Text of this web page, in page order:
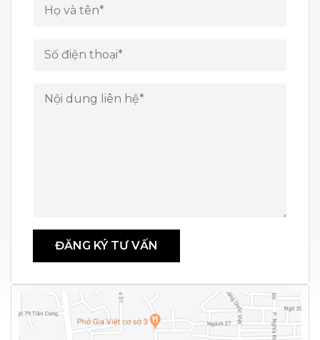
ĐĂNG KÝ TƯ VẤN